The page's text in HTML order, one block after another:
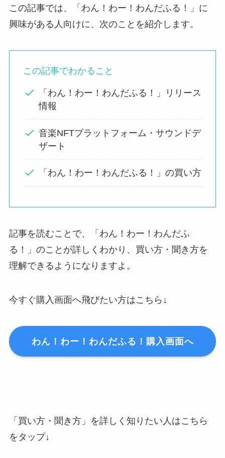
この記事では、「わん！わー！わんだふる！」に
興味がある人向けに、次のことを紹介します。
この記事でわかること
「わん！わー！わんだふる！」リリース
情報
音楽NFTプラットフォーム・サウンドデ
ザート
「わん！わー！わんだふる！」の買い方
記事を読むことで、「わん！わー！わんだふ
る！」のことが詳しくわかり、買い方・聞き方を
理解できるようになりますよ。
今すぐ購入画面へ飛びたい方はこちら↓
わん！わー！わんだふる！購入画面へ
「買い方・聞き方」を詳しく知りたい人はこちら
をタップ↓